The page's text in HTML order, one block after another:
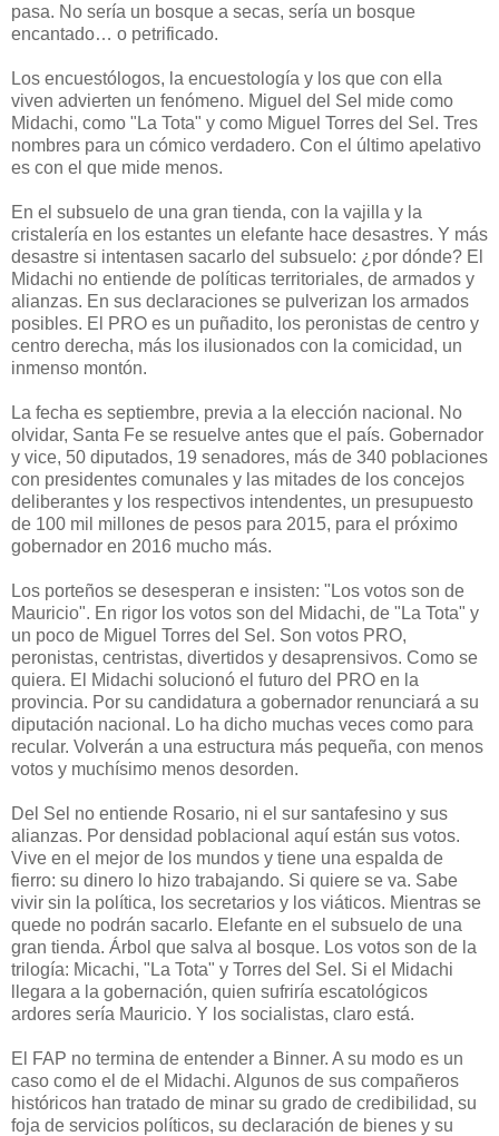
pasa. No sería un bosque a secas, sería un bosque
encantado… o petrificado.
Los encuestólogos, la encuestología y los que con ella
viven advierten un fenómeno. Miguel del Sel mide como
Midachi, como "La Tota" y como Miguel Torres del Sel. Tres
nombres para un cómico verdadero. Con el último apelativo
es con el que mide menos.
En el subsuelo de una gran tienda, con la vajilla y la
cristalería en los estantes un elefante hace desastres. Y más
desastre si intentasen sacarlo del subsuelo: ¿por dónde? El
Midachi no entiende de políticas territoriales, de armados y
alianzas. En sus declaraciones se pulverizan los armados
posibles. El PRO es un puñadito, los peronistas de centro y
centro derecha, más los ilusionados con la comicidad, un
inmenso montón.
La fecha es septiembre, previa a la elección nacional. No
olvidar, Santa Fe se resuelve antes que el país. Gobernador
y vice, 50 diputados, 19 senadores, más de 340 poblaciones
con presidentes comunales y las mitades de los concejos
deliberantes y los respectivos intendentes, un presupuesto
de 100 mil millones de pesos para 2015, para el próximo
gobernador en 2016 mucho más.
Los porteños se desesperan e insisten: "Los votos son de
Mauricio". En rigor los votos son del Midachi, de "La Tota" y
un poco de Miguel Torres del Sel. Son votos PRO,
peronistas, centristas, divertidos y desaprensivos. Como se
quiera. El Midachi solucionó el futuro del PRO en la
provincia. Por su candidatura a gobernador renunciará a su
diputación nacional. Lo ha dicho muchas veces como para
recular. Volverán a una estructura más pequeña, con menos
votos y muchísimo menos desorden.
Del Sel no entiende Rosario, ni el sur santafesino y sus
alianzas. Por densidad poblacional aquí están sus votos.
Vive en el mejor de los mundos y tiene una espalda de
fierro: su dinero lo hizo trabajando. Si quiere se va. Sabe
vivir sin la política, los secretarios y los viáticos. Mientras se
quede no podrán sacarlo. Elefante en el subsuelo de una
gran tienda. Árbol que salva al bosque. Los votos son de la
trilogía: Micachi, "La Tota" y Torres del Sel. Si el Midachi
llegara a la gobernación, quien sufriría escatológicos
ardores sería Mauricio. Y los socialistas, claro está.
El FAP no termina de entender a Binner. A su modo es un
caso como el de el Midachi. Algunos de sus compañeros
históricos han tratado de minar su grado de credibilidad, su
foja de servicios políticos, su declaración de bienes y su